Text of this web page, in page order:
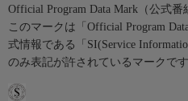
Official Program Data Mark（公式番
このマークは「Official Program
式情報である「SI(Service
のみ表記が許されているマークです